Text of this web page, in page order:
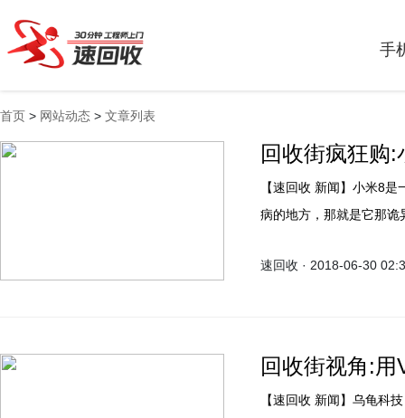
手
首页 > 网站动态 > 文章列表
回收街疯狂购
【速回收 新闻】小米8是一部人人疯抢的超高性价比手机，然而依然有一些饱受诟
病的地方，那就是它那诡
速回收 · 2018-06-30
回收街视角:
【速回收 新闻】乌龟科技 6月28日消息，国产智能手机厂商vivo，在本月上旬推出